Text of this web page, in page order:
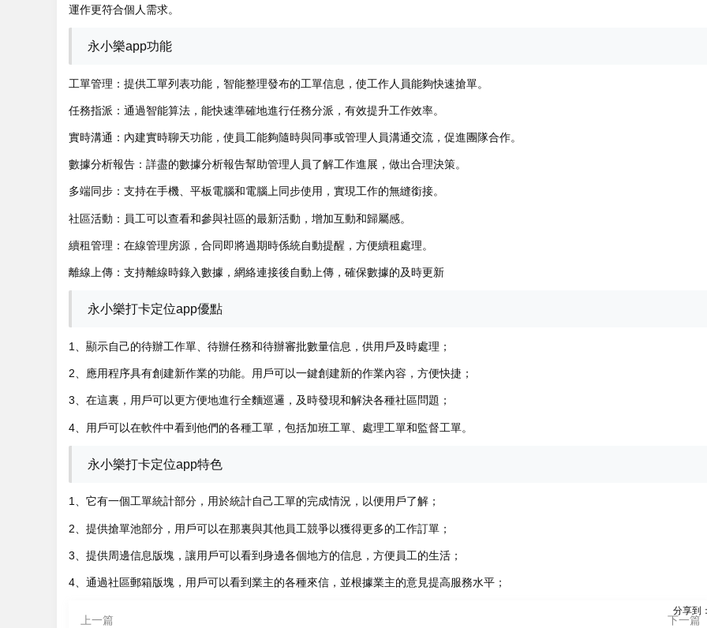
運作更符合個人需求。
永小樂app功能
工單管理：提供工單列表功能，智能整理發布的工單信息，使工作人員能夠快速搶單。
任務指派：通過智能算法，能快速準確地進行任務分派，有效提升工作效率。
實時溝通：內建實時聊天功能，使員工能夠隨時與同事或管理人員溝通交流，促進團隊合作。
數據分析報告：詳盡的數據分析報告幫助管理人員了解工作進展，做出合理決策。
多端同步：支持在手機、平板電腦和電腦上同步使用，實現工作的無縫銜接。
社區活動：員工可以查看和參與社區的最新活動，增加互動和歸屬感。
續租管理：在線管理房源，合同即將過期時係統自動提醒，方便續租處理。
離線上傳：支持離線時錄入數據，網絡連接後自動上傳，確保數據的及時更新
永小樂打卡定位app優點
1、顯示自己的待辦工作單、待辦任務和待辦審批數量信息，供用戶及時處理；
2、應用程序具有創建新作業的功能。用戶可以一鍵創建新的作業內容，方便快捷；
3、在這裏，用戶可以更方便地進行全麵巡邏，及時發現和解決各種社區問題；
4、用戶可以在軟件中看到他們的各種工單，包括加班工單、處理工單和監督工單。
永小樂打卡定位app特色
1、它有一個工單統計部分，用於統計自己工單的完成情況，以便用戶了解；
2、提供搶單池部分，用戶可以在那裏與其他員工競爭以獲得更多的工作訂單；
3、提供周邊信息版塊，讓用戶可以看到身邊各個地方的信息，方便員工的生活；
4、通過社區郵箱版塊，用戶可以看到業主的各種來信，並根據業主的意見提高服務水平；
分享到
上一篇
下一篇